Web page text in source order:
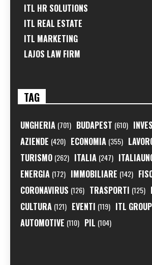
ITL HR SOLUTIONS
ITL REAL ESTATE
ITL MARKETING
LAJOS LAW FIRM
TAG
UNGHERIA (701) BUDAPEST (610)
AZIENDE (420) ECONOMIA (355)
TURISMO (262) ITALIA (247)
ENERGIA (172) IMMOBILIARE (142)
CORONAVIRUS (126) TRASPORTI (125)
CULTURA (121) EVENTI (119) ITL GROUP
AUTOMOTIVE (110) PIL (104)